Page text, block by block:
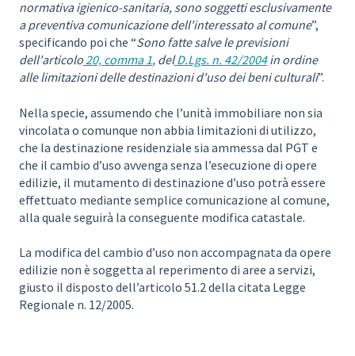
normativa igienico-sanitaria, sono soggetti esclusivamente
a preventiva comunicazione dell'interessato al comune”,
specificando poi che “Sono fatte salve le previsioni
dell'articolo20, comma 1, delD.Lgs. n. 42/2004in ordine
alle limitazioni delle destinazioni d'uso dei beni culturali”.
Nella specie, assumendo che l’unità immobiliare non sia
vincolata o comunque non abbia limitazioni di utilizzo,
che la destinazione residenziale sia ammessa dal PGT e
che il cambio d’uso avvenga senza l’esecuzione di opere
edilizie, il mutamento di destinazione d’uso potrà essere
effettuato mediante semplice comunicazione al comune,
alla quale seguirà la conseguente modifica catastale.
La modifica del cambio d’uso non accompagnata da opere
edilizie non è soggetta al reperimento di aree a servizi,
giusto il disposto dell’articolo 51.2 della citata Legge
Regionale n. 12/2005.